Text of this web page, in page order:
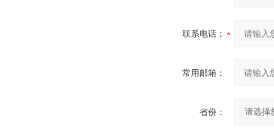
联系电话：
常用邮箱：
省份：